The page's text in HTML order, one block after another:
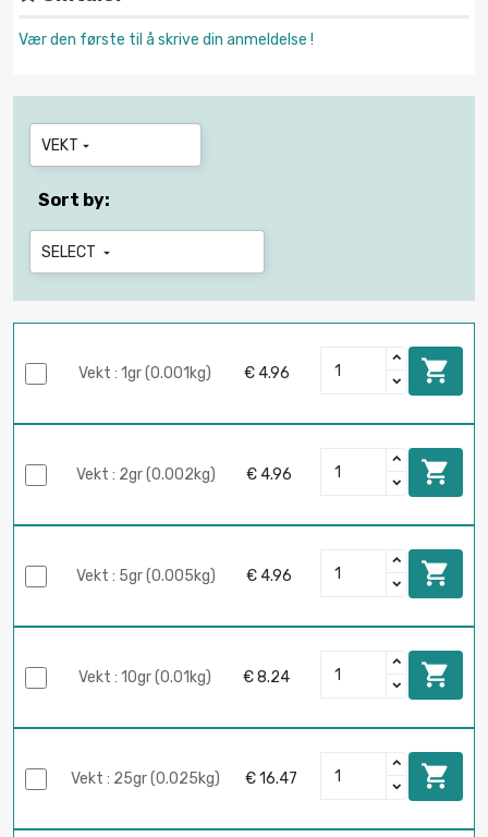
Vær den første til å skrive din anmeldelse !
VEKT 
Sort by:
SELECT 
Vekt : 1gr (0.001kg) € 4.96 
Vekt : 2gr (0.002kg) € 4.96 
Vekt : 5gr (0.005kg) € 4.96 
Vekt : 10gr (0.01kg) € 8.24 
Vekt : 25gr (0.025kg) € 16.47 